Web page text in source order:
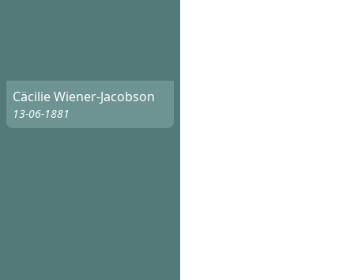
Cäcilie Wiener-Jacobson
13-06-1881